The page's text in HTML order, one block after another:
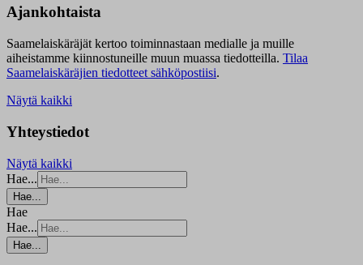
Ajankohtaista
Saamelaiskäräjät kertoo toiminnastaan medialle ja muille
aiheistamme kiinnostuneille muun muassa tiedotteilla. Tilaa
Saamelaiskäräjien tiedotteet sähköpostiisi.
Näytä kaikki
Yhteystiedot
Näytä kaikki
Hae...
Hae...
Hae
Hae...
Hae...